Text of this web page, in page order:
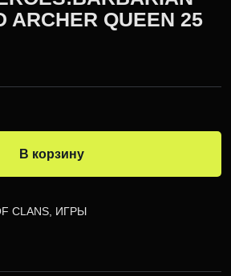
ARCHER QUEEN 25
В корзину
CLANS ИГРЫ